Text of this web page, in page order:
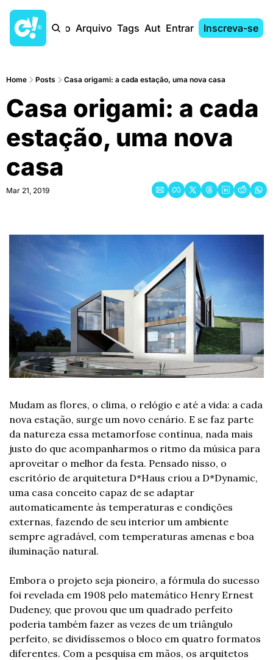
Início Arquivo Tags AutoresEntrar Inscreva-se
Home Posts Casa origami: a cada estação, uma nova casa
Casa origami: a cada
estação, uma nova
casa
Mar 21, 2019
Mudam as flores, o clima, o relógio e até a vida: a cada
nova estação, surge um novo cenário. E se faz parte
da natureza essa metamorfose contínua, nada mais
justo do que acompanharmos o ritmo da música para
aproveitar o melhor da festa. Pensado nisso, o
escritório de arquitetura D*Haus criou a D*Dynamic,
uma casa conceito capaz de se adaptar
automaticamente às temperaturas e condições
externas, fazendo de seu interior um ambiente
sempre agradável, com temperaturas amenas e boa
iluminação natural.
Embora o projeto seja pioneiro, a fórmula do sucesso
foi revelada em 1908 pelo matemático Henry Ernest
Dudeney, que provou que um quadrado perfeito
poderia também fazer as vezes de um triângulo
perfeito, se dividíssemos o bloco em quatro formatos
diferentes. Com a pesquisa em mãos, os arquitetos